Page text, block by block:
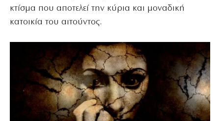
κτίσμα που αποτελεί την κύρια και μοναδική
κατοικία του αιτούντος.